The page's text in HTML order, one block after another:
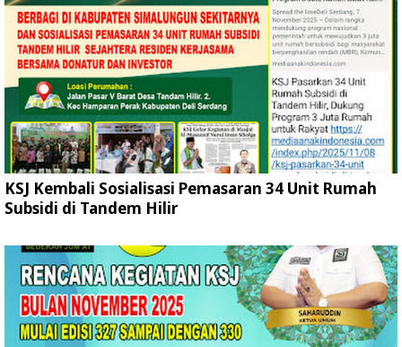
KSJ Kembali Sosialisasi Pemasaran 34 Unit Rumah
Subsidi di Tandem Hilir